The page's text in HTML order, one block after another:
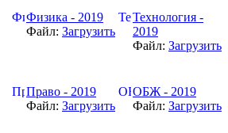
Физика - 2019
Файл: Загрузить
Технология -
2019
Файл: Загрузить
Право - 2019
Файл: Загрузить
ОБЖ - 2019
Файл: Загрузить